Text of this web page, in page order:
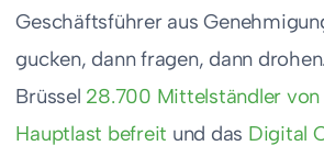
Geschäftsführer aus
gucken, dann fragen, dann
Brüssel 28.700 Mittelständler
Hauptlast befreit und das Digital